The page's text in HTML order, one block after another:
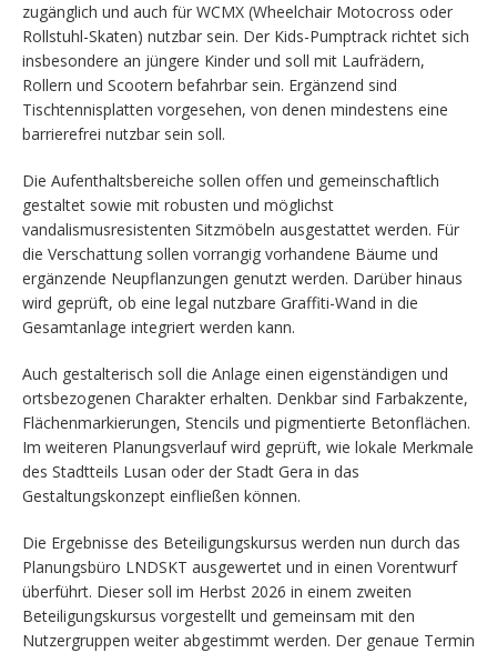
zugänglich und auch für WCMX (Wheelchair Motocross oder
Rollstuhl-Skaten) nutzbar sein. Der Kids-Pumptrack richtet sich
insbesondere an jüngere Kinder und soll mit Laufrädern,
Rollern und Scootern befahrbar sein. Ergänzend sind
Tischtennisplatten vorgesehen, von denen mindestens eine
barrierefrei nutzbar sein soll.
Die Aufenthaltsbereiche sollen offen und gemeinschaftlich
gestaltet sowie mit robusten und möglichst
vandalismusresistenten Sitzmöbeln ausgestattet werden. Für
die Verschattung sollen vorrangig vorhandene Bäume und
ergänzende Neupflanzungen genutzt werden. Darüber hinaus
wird geprüft, ob eine legal nutzbare Graffiti-Wand in die
Gesamtanlage integriert werden kann.
Auch gestalterisch soll die Anlage einen eigenständigen und
ortsbezogenen Charakter erhalten. Denkbar sind Farbakzente,
Flächenmarkierungen, Stencils und pigmentierte Betonflächen.
Im weiteren Planungsverlauf wird geprüft, wie lokale Merkmale
des Stadtteils Lusan oder der Stadt Gera in das
Gestaltungskonzept einfließen können.
Die Ergebnisse des Beteiligungskursus werden nun durch das
Planungsbüro LNDSKT ausgewertet und in einen Vorentwurf
überführt. Dieser soll im Herbst 2026 in einem zweiten
Beteiligungskursus vorgestellt und gemeinsam mit den
Nutzergruppen weiter abgestimmt werden. Der genaue Termin